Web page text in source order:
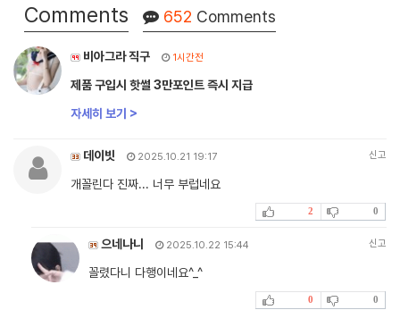
Comments 652 Comments
비아그라 직구 1시간전
제품 구입시 핫썰 3만포인트 즉시 지급
자세히 보기 >
데이빗 2025.10.21 19:17 신고
개꼴린다 진짜... 너무 부럽네요
2 0
으네나니 2025.10.22 15:44 신고
꼴렸다니 다행이네요^_^
0 0